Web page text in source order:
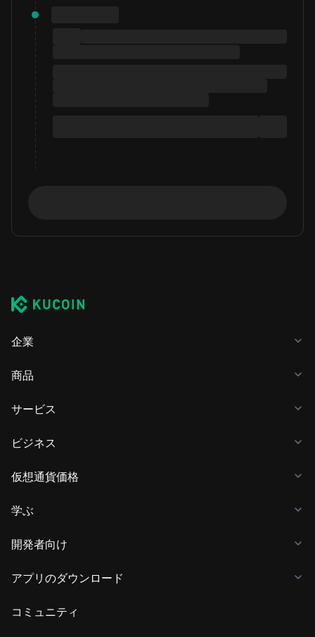
企業
商品
サービス
ビジネス
仮想通貨価格
学ぶ
開発者向け
アプリのダウンロード
コミュニティ